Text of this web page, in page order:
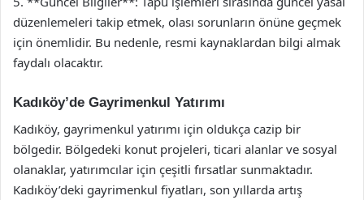
düzenlemeleri takip etmek, olası sorunların önüne geçmek
için önemlidir. Bu nedenle, resmi kaynaklardan bilgi almak
faydalı olacaktır.
Kadıköy’de Gayrimenkul Yatırımı
Kadıköy, gayrimenkul yatırımı için oldukça cazip bir
bölgedir. Bölgedeki konut projeleri, ticari alanlar ve sosyal
olanaklar, yatırımcılar için çeşitli fırsatlar sunmaktadır.
Kadıköy’deki gayrimenkul fiyatları, son yıllarda artış